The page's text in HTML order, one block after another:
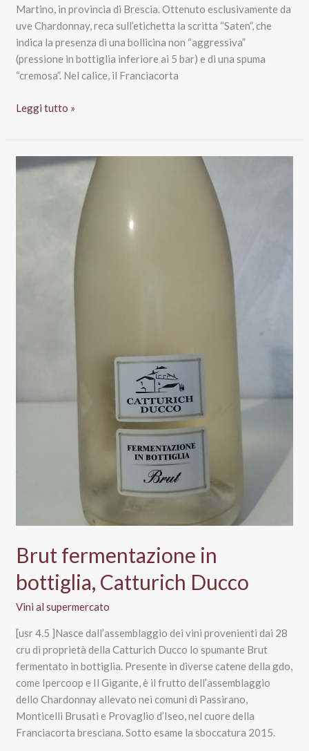
Martino, in provincia di Brescia. Ottenuto esclusivamente da
uve Chardonnay, reca sull’etichetta la scritta “Saten”, che
indica la presenza di una bollicina non “aggressiva”
(pressione in bottiglia inferiore ai 5 bar) e di una spuma
“cremosa”. Nel calice, il Franciacorta
Franciacorta
Saten
Brut,
Castel
Leggi tutto »
Brut fermentazione in
bottiglia, Catturich Ducco
Vini al supermercato
[usr 4.5 ]Nasce dall’assemblaggio dei vini provenienti dai 28
cru di proprietà della Catturich Ducco lo spumante Brut
fermentato in bottiglia. Presente in diverse catene della gdo,
come Ipercoop e Il Gigante, è il frutto dell’assemblaggio
dello Chardonnay allevato nei comuni di Passirano,
Monticelli Brusati e Provaglio d’Iseo, nel cuore della
Franciacorta bresciana. Sotto esame la sboccatura 2015.